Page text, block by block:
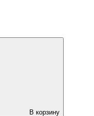
В корзину